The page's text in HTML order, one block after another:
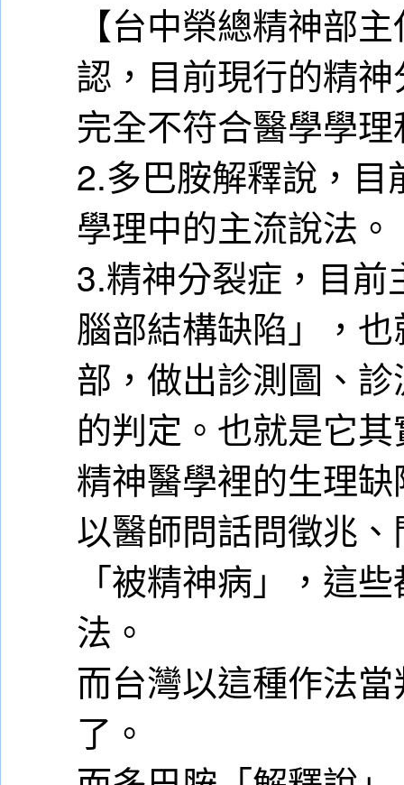
【台中榮總精神部
認，目前現行的精
完全不符合醫學學
2.多巴胺解釋說，
學理中的主流說法。
3.精神分裂症，目
腦部結構缺陷」，
部，做出診測圖、
的判定。也就是它
精神醫學裡的生理
以醫師問話問徵兆
「被精神病」，這
法。
而台灣以這種作法
了。